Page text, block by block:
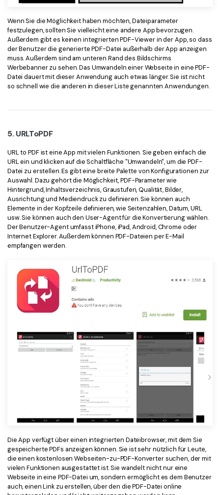
Wenn Sie die Möglichkeit haben möchten, Dateiparameter
festzulegen, sollten Sie vielleicht eine andere App bevorzugen.
Außerdem gibt es keinen integrierten PDF-Viewer in der App, so dass
der Benutzer die generierte PDF-Datei außerhalb der App anzeigen
muss. Außerdem sind am unteren Rand des Bildschirms
Werbebanner zu sehen. Das Umwandeln einer Webseite in eine PDF-
Datei dauert mit dieser Anwendung auch etwas länger. Sie ist nicht
so schnell wie die anderen in dieser Liste genannten Anwendungen.
5. URLToPDF
URL to PDF ist eine App mit vielen Funktionen. Sie geben einfach die
URL ein und klicken auf die Schaltfläche "Umwandeln", um die PDF-
Datei zu erstellen. Es gibt eine breite Palette von Konfigurationen zur
Auswahl. Dazu gehört die Möglichkeit, PDF-Parameter wie
Hintergrund, Inhaltsverzeichnis, Graustufen, Qualität, Bilder,
Ausrichtung und Mediendruck zu definieren. Sie können auch
Elemente in der Kopfzeile definieren, wie Seitenzahlen, Datum, URL
usw. Sie können auch den User-Agent für die Konvertierung wählen.
Der Benutzer-Agent umfasst iPhone, iPad, Android, Chrome oder
Internet Explorer. Außerdem können PDF-Dateien per E-Mail
empfangen werden.
Die App verfügt über einen integrierten Dateibrowser, mit dem Sie
gespeicherte PDFs anzeigen können. Sie ist sehr nützlich für Leute,
die einen kostenlosen Webseiten-zu-PDF-Konverter suchen, der mit
vielen Funktionen ausgestattet ist. Sie wandelt nicht nur eine
Webseite in eine PDF-Datei um, sondern ermöglicht es dem Benutzer
auch, einen Link zu erstellen, über den die PDF-Datei online